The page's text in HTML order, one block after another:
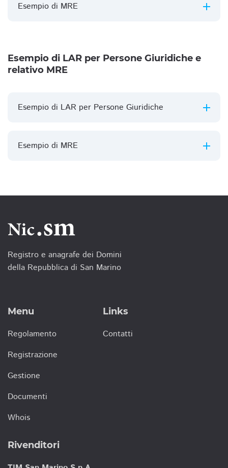
Esempio di MRE
Esempio di LAR per Persone Giuridiche e
relativo MRE
Esempio di LAR per Persone Giuridiche
Esempio di MRE
Registro e anagrafe dei Domini
della Repubblica di San Marino
Menu
Regolamento
Registrazione
Gestione
Documenti
Whois
Links
Contatti
Rivenditori